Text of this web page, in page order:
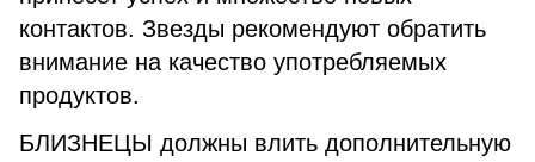
контактов. Звезды рекомендуют обратить
внимание на качество употребляемых
продуктов.
БЛИЗНЕЦЫ должны влить дополнительную